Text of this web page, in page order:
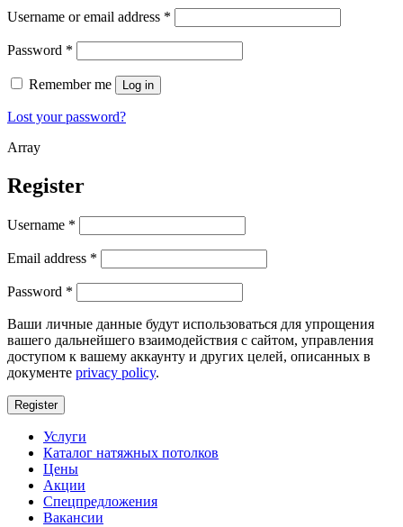
Username or email address *
Password *
Remember me Log in
Lost your password?
Array
Register
Username *
Email address *
Password *
Ваши личные данные будут использоваться для упрощения
вашего дальнейшего взаимодействия с сайтом, управления
доступом к вашему аккаунту и других целей, описанных в
документе privacy policy.
Register
Услуги
Каталог натяжных потолков
Цены
Акции
Спецпредложения
Вакансии